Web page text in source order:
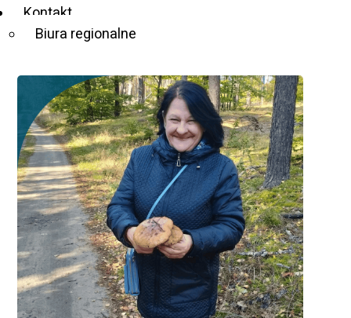
Kontakt
Biura regionalne
Wojewody Wielkopolskiego.